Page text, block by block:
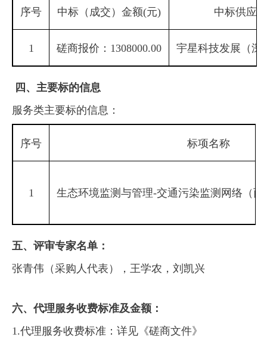
序号 中标（成交）金额(元) 中标供应
1 磋商报价： 1308000.00 宇星科技发展（深
四、主要标的信息
服务类主要标的信息：
序号 标项名称
1 生态环境监测与管理-交通污染监测网络（
五、评审专家名单：
张青伟 （采购人代表） ，王学农，刘凯兴
六、代理服务收费标准及金额：
1.代理服务收费标准：详见《磋商文件》